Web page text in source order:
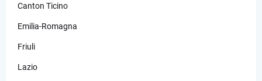
Canton Ticino
Emilia-Romagna
Friuli
Lazio